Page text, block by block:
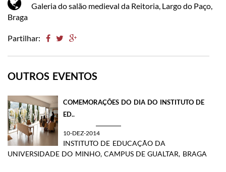
Galeria do salão medieval da Reitoria, Largo do Paço,
Braga
Partilhar:
OUTROS EVENTOS
COMEMORAÇÕES DO DIA DO INSTITUTO DE
ED..
10-DEZ-2014
INSTITUTO DE EDUCAÇÃO DA
UNIVERSIDADE DO MINHO, CAMPUS DE GUALTAR, BRAGA